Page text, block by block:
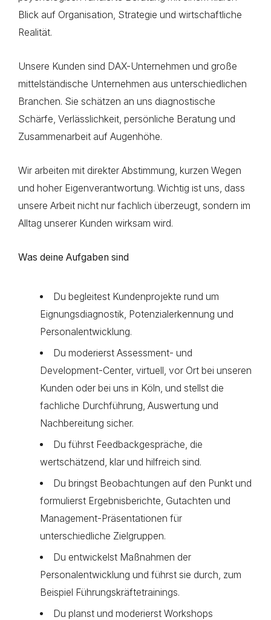
Blick auf Organisation, Strategie und wirtschaftliche
Realität.
Unsere Kunden sind DAX-Unternehmen und große
mittelständische Unternehmen aus unterschiedlichen
Branchen. Sie schätzen an uns diagnostische
Schärfe, Verlässlichkeit, persönliche Beratung und
Zusammenarbeit auf Augenhöhe.
Wir arbeiten mit direkter Abstimmung, kurzen Wegen
und hoher Eigenverantwortung. Wichtig ist uns, dass
unsere Arbeit nicht nur fachlich überzeugt, sondern im
Alltag unserer Kunden wirksam wird.
Was deine Aufgaben sind
Du begleitest Kundenprojekte rund um
Eignungsdiagnostik, Potenzialerkennung und
Personalentwicklung.
Du moderierst Assessment- und
Development-Center, virtuell, vor Ort bei unseren
Kunden oder bei uns in Köln, und stellst die
fachliche Durchführung, Auswertung und
Nachbereitung sicher.
Du führst Feedbackgespräche, die
wertschätzend, klar und hilfreich sind.
Du bringst Beobachtungen auf den Punkt und
formulierst Ergebnisberichte, Gutachten und
Management-Präsentationen für
unterschiedliche Zielgruppen.
Du entwickelst Maßnahmen der
Personalentwicklung und führst sie durch, zum
Beispiel Führungskräftetrainings.
Du planst und moderierst Workshops